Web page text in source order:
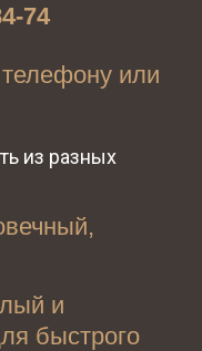
74
или
из разных
и
быстрого